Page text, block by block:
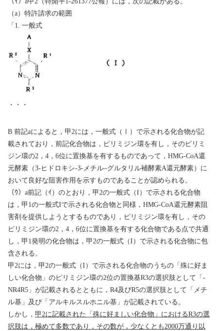
（a）特許請求の範囲
「 1. 一般式
・・・
B 前記aによると，甲2には，一般式（
）で示される化合物が記
載されており，前記化合物は，ピリミジン環を有し，そのピリミ
ジン環の2 ， 4 ， 6位に置換基を有するものであって， HMG-CoA還
元酵素（3-ヒドロキシ-3-メチル–グルタリル補酵素A還元酵素）に
おいて良好な阻害作用を示すものであることが認められる。
（ｳ） a前記（ｲ）のとおり，甲2の一般式（I ）で示される化合物
は，甲 1の一般式Iで示される化合物と同様， HMG-CoA還元酵素阻
害剤を提供しようとするものであり，ピリミジン環を有し，その
ピリミジン環の2 ， 4 ， 6位に置換基を有する化合物である点で共通
し，甲 1発明の化合物は，甲2の一般式（I ）で示される化合物に包
含される。
甲2には，甲2の一般式（I ）で示される化合物のうちの「殊に好ま
しい化合物」のピリミジン環の2位の置換基R3の選択肢として「 -
NR4R5 」が記載されるとともに， R4及びR5の選択肢として「メチ
ル基」及び「アルキルスルホニル基」が記載されている。
しかし， 甲2に記載された「殊に好ましい化合物」におけるR3の選
択肢は，極めて多数であり，その数が，少なくとも2000万通り以